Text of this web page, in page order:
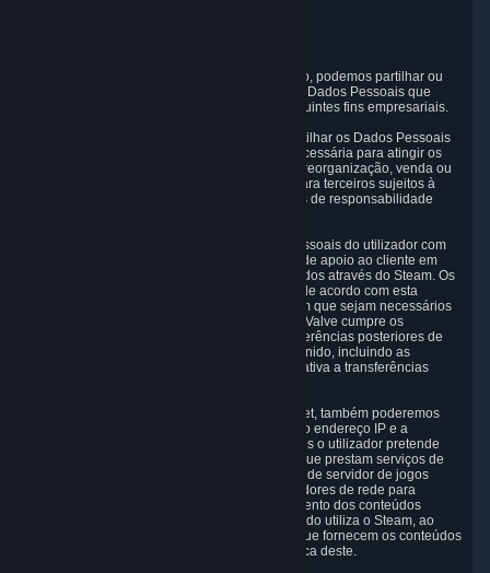
A Valve não vende Dados Pessoais. No entanto, podemos partilhar ou
fornecer acesso a cada uma das categorias de Dados Pessoais que
recolhemos, conforme necessário, para os seguintes fins empresariais.
5.1 A Valve e as suas subsidiárias poderão partilhar os Dados Pessoais
do utilizador entre si e utilizá-los na medida necessária para atingir os
fins indicados na secção 2 acima. Em caso de reorganização, venda ou
fusão, poderemos transferir Dados Pessoais para terceiros sujeitos à
legislação aplicável, aos Princípios e requisitos de responsabilidade
5.2 Também poderemos partilhar os Dados Pessoais do utilizador com
os nossos fornecedores que prestam serviços de apoio ao cliente em
relação a bens, Conteúdos e Serviços distribuídos através do Steam. Os
Dados Pessoais do utilizador serão utilizados de acordo com esta
Política de Privacidade e apenas na medida em que sejam necessários
para realizar os serviços de apoio ao cliente. A Valve cumpre os
Princípios no que diz respeito a todas as transferências posteriores de
Dados Pessoais da UE, da Suíça e do Reino Unido, incluindo as
disposições que regem a responsabilidade relativa a transferências
5.3 Em conformidade com as normas da Internet, também poderemos
partilhar determinadas informações (incluindo o endereço IP e a
identificação dos conteúdos do Steam aos quais o utilizador pretende
aceder) com os nossos fornecedores de rede que prestam serviços de
rede para distribuição de conteúdos e serviços de servidor de jogos
relacionados com o Steam. Os nossos fornecedores de rede para
distribuição de conteúdos permitem o fornecimento dos conteúdos
digitais solicitados pelo utilizador, por ex., quando utiliza o Steam, ao
utilizar um sistema de servidores distribuídos que fornecem os conteúdos
ao utilizador com base na localização geográfica deste.